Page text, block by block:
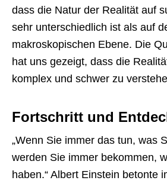
dass die Natur der Realität auf
sehr unterschiedlich ist als auf
makroskopischen Ebene. Die
hat uns gezeigt, dass die
komplex und schwer zu
Fortschritt und
„Wenn Sie immer das tun, was
werden Sie immer bekommen,
haben.“ Albert Einstein betonte